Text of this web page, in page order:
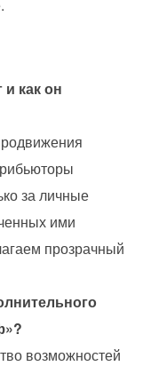
и как он
за личные
ими
прозрачный
возможностей